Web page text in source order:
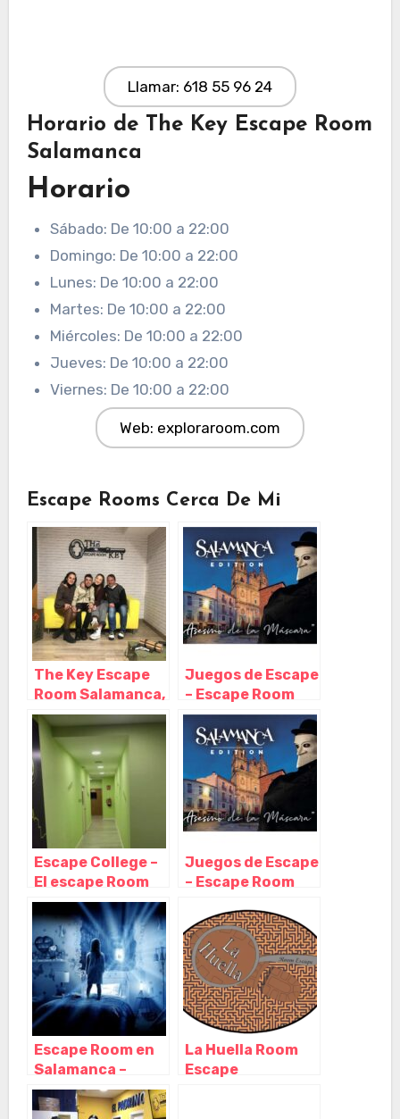
Llamar: 618 55 96 24
Horario de The Key Escape Room
Salamanca
Horario
Sábado: De 10:00 a 22:00
Domingo: De 10:00 a 22:00
Lunes: De 10:00 a 22:00
Martes: De 10:00 a 22:00
Miércoles: De 10:00 a 22:00
Jueves: De 10:00 a 22:00
Viernes: De 10:00 a 22:00
Web: exploraroom.com
Escape Rooms Cerca De Mi
The Key Escape
Room Salamanca,
Salamanca –
Castilla y León
Juegos de Escape
– Escape Room
Salamanca,
Salamanca –
Castilla y León
Escape College –
El escape Room
de Salamanca,
Salamanca –
Castilla y León
Juegos de Escape
– Escape Room
Salamanca –
Castilla y León
Escape Room en
Salamanca –
Fluxus,
Salamanca –
La Huella Room
Escape